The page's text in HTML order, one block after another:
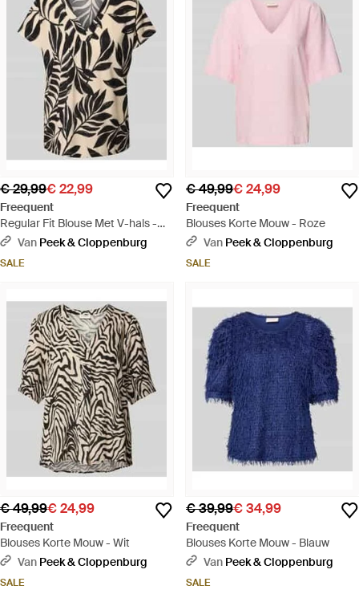
€ 29,99€ 22,99
Freequent
Regular Fit Blouse Met V-hals -
Wit Van Peek & Cloppenburg
SALE
€ 49,99€ 24,99
Freequent
Blouses Korte Mouw - Roze
Van Peek & Cloppenburg
SALE
€ 49,99€ 24,99
Freequent
Blouses Korte Mouw - Wit
Van Peek & Cloppenburg
SALE
€ 39,99€ 34,99
Freequent
Blouses Korte Mouw - Blauw
Van Peek & Cloppenburg
SALE